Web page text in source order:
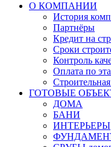
О КОМПАНИИ
История
Партнёры
Кредит на
Сроки
Контроль
Оплата по
ГОТОВЫЕ
ДОМА
БАНИ
ИНТЕРЬЕРЫ